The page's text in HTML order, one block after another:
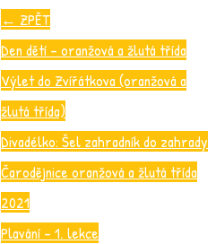
← ZPĚT
Den dětí – oranžová a žlutá třída
Výlet do Zvířátkova (oranžová a
žlutá třída)
Divadélko: Šel zahradník do zahrady
Čarodějnice oranžová a žlutá třída
2021
Plavání – 1. lekce